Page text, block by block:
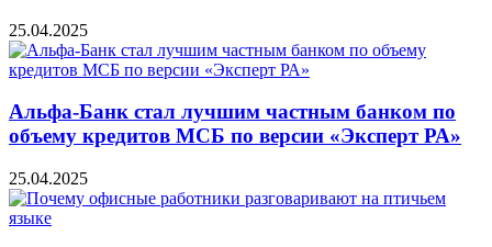
25.04.2025
Альфа-Банк стал лучшим частным банком по
объему кредитов МСБ по версии «Эксперт РА»
25.04.2025